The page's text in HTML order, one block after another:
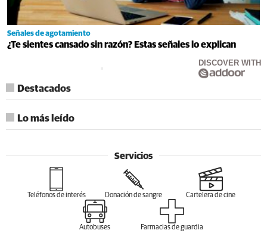
Señales de agotamiento
¿Te sientes cansado sin razón? Estas señales lo explican
DISCOVER WITH
Destacados
Lo más leído
Servicios
Teléfonos de interés Donación de sangre Cartelera de cine
Autobuses Farmacias de guardia